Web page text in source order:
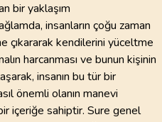
bir yaklaşım
insanların çoğu zaman
çıkararak kendilerini yüceltme
harcanması ve bunun kişinin
insanın bu tür bir
önemli olanın manevi
içeriğe sahiptir. Sure genel